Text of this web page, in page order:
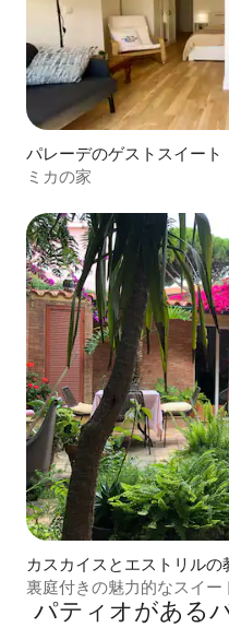
パレーデのゲストスイート
ミカの家
カスカイスとエストリルの
裏庭付きの魅力的なスイ
パティオがある